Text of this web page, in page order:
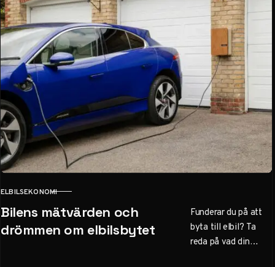
KATEGORI
ELBILSEKONOMI
Bilens mätvärden och
drömmen om elbilsbytet
Funderar du på att
byta till elbil? Ta
reda på vad din